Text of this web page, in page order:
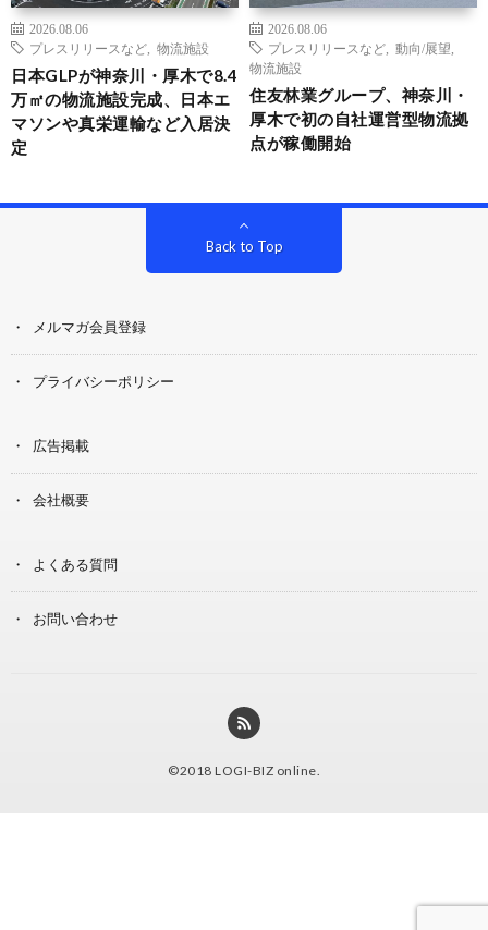
2026.08.06
プレスリリースなど
物流施設
日本GLPが神奈川・厚木で8.4
万㎡の物流施設完成、日本エ
マソンや真栄運輸など入居決
定
2026.08.06
プレスリリースなど
動向/展望
物流施設
住友林業グループ、神奈川・
厚木で初の自社運営型物流拠
点が稼働開始
Back to Top
メルマガ会員登録
プライバシーポリシー
広告掲載
会社概要
よくある質問
お問い合わせ
©2018 LOGI-BIZ online.